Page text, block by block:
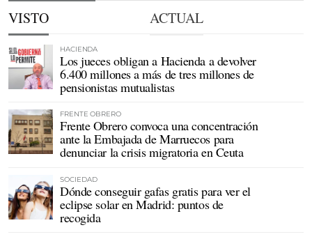
VISTO ACTUAL
HACIENDA
Los jueces obligan a Hacienda a devolver
6.400 millones a más de tres millones de
pensionistas mutualistas
FRENTE OBRERO
Frente Obrero convoca una concentración
ante la Embajada de Marruecos para
denunciar la crisis migratoria en Ceuta
SOCIEDAD
Dónde conseguir gafas gratis para ver el
eclipse solar en Madrid: puntos de
recogida